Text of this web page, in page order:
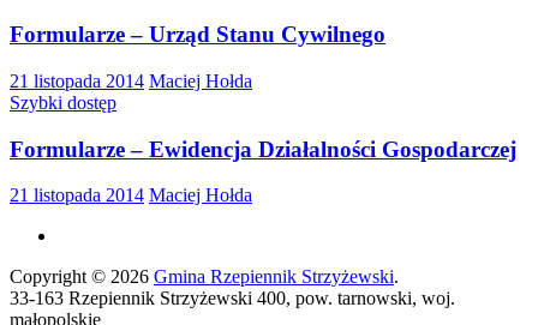
Formularze – Urząd Stanu Cywilnego
21 listopada 2014 Maciej Hołda
Szybki dostęp
Formularze – Ewidencja Działalności Gospodarczej
21 listopada 2014 Maciej Hołda
Copyright © 2026 Gmina Rzepiennik Strzyżewski.
33-163 Rzepiennik Strzyżewski 400, pow. tarnowski, woj.
małopolskie